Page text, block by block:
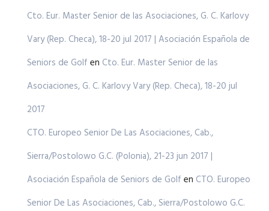
Cto. Eur. Master Senior de las Asociaciones, G. C. Karlovy
Vary (Rep. Checa), 18-20 jul 2017 | Asociación Española de
Seniors de Golf en Cto. Eur. Master Senior de las
Asociaciones, G. C. Karlovy Vary (Rep. Checa), 18-20 jul
2017
CTO. Europeo Senior De Las Asociaciones, Cab.,
Sierra/Postolowo G.C. (Polonia), 21-23 jun 2017 |
Asociación Española de Seniors de Golf en CTO. Europeo
Senior De Las Asociaciones, Cab., Sierra/Postolowo G.C.